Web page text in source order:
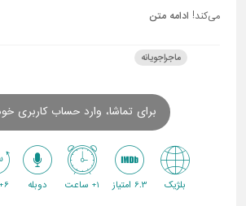
می‌کند! ادامه متن
ماجراجویانه
برای تماشا، وارد حساب کاربری
بلژیک 6.3 امتیاز 1+ ساعت دوبله 6+ سال